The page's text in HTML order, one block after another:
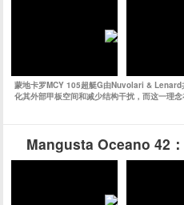
蒙地卡罗MCY 105超艇G由Nuvolari & Lenard
化其外部甲板空间和减少结构干扰，而这一理念
Mangusta Oceano 42